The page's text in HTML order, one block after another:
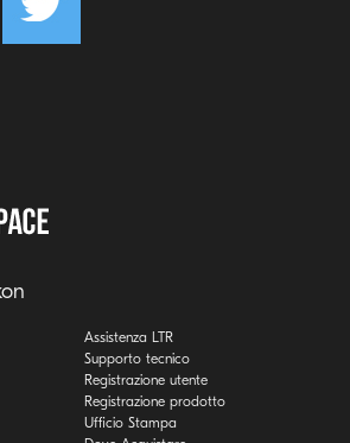
Assistenza LTR
Supporto tecnico
Registrazione utente
Registrazione prodotto
Ufficio Stampa